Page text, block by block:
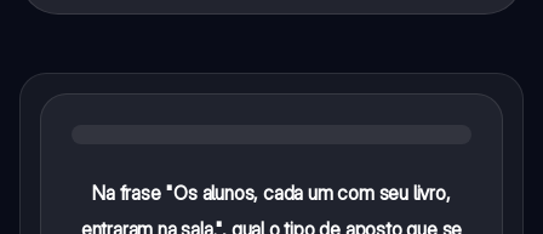
Na frase "Os alunos, cada um com seu livro,